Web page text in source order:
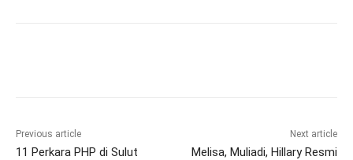
Previous article
11 Perkara PHP di Sulut
Next article
Melisa, Muliadi, Hillary Resmi